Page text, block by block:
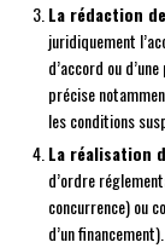
La rédaction
juridiquement
d’accord ou
précise
les conditions
La réalisation
d’ordre
concurrence) ou
d’un financement).